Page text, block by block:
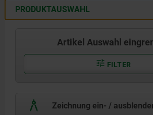
PRODUKTAUSWAHL
Artikel Auswahl
FILTER
Zeichnung ein- /